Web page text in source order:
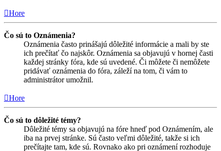
Hore
Čo sú to Oznámenia?
Oznámenia často prinášajú dôležité informácie a mali by ste
ich prečítať čo najskôr. Oznámenia sa objavujú v hornej časti
každej stránky fóra, kde sú uvedené. Či môžete či nemôžete
pridávať oznámenia do fóra, záleží na tom, či vám to
administrátor umožnil.
Hore
Čo sú to dôležité témy?
Dôležité témy sa objavujú na fóre hneď pod Oznámením, ale
iba na prvej stránke. Sú často veľmi dôležité, takže si ich
prečítajte tam, kde sú. Rovnako ako pri oznámení rozhoduje